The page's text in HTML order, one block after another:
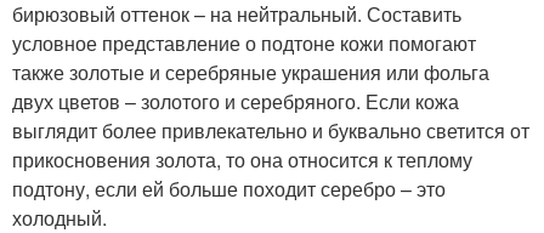
бирюзовый оттенок – на нейтральный. Составить
условное представление о подтоне кожи помогают
также золотые и серебряные украшения или фольга
двух цветов – золотого и серебряного. Если кожа
выглядит более привлекательно и буквально светится от
прикосновения золота, то она относится к теплому
подтону, если ей больше походит серебро – это
холодный.